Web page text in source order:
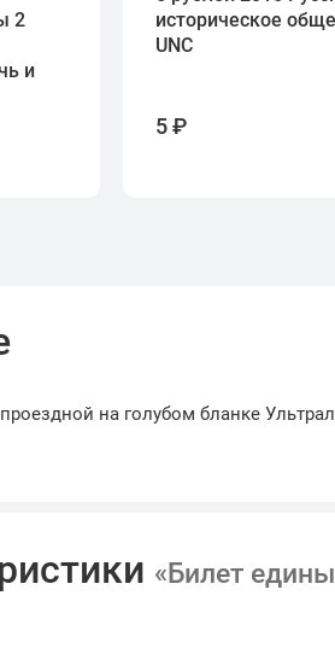
2
и
историческое
UNC
5 ₽
на голубом бланке
«Билет